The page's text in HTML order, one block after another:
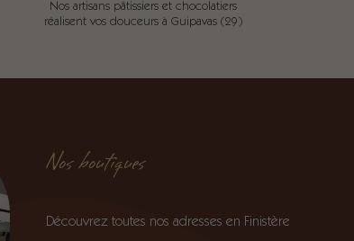
Nos artisans pâtissiers et chocolatiers
réalisent vos douceurs à Guipavas (29)
Nos boutiques
Découvrez toutes nos adresses en Finistère